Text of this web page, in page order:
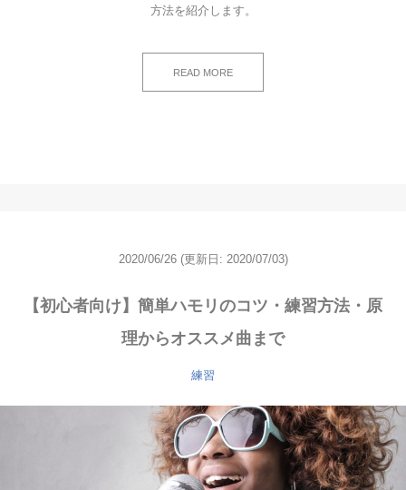
方法を紹介します。
READ MORE
2020/06/26 (更新日: 2020/07/03)
【初心者向け】簡単ハモリのコツ・練習方法・原
理からオススメ曲まで
練習